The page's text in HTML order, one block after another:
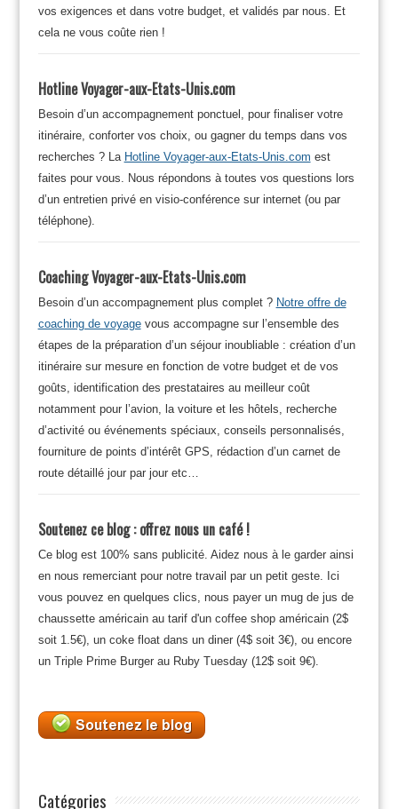
vos exigences et dans votre budget, et validés par nous. Et
cela ne vous coûte rien !
Hotline Voyager-aux-Etats-Unis.com
Besoin d’un accompagnement ponctuel, pour finaliser votre
itinéraire, conforter vos choix, ou gagner du temps dans vos
recherches ? La Hotline Voyager-aux-Etats-Unis.com est
faites pour vous. Nous répondons à toutes vos questions lors
d’un entretien privé en visio-conférence sur internet (ou par
téléphone).
Coaching Voyager-aux-Etats-Unis.com
Besoin d’un accompagnement plus complet ? Notre offre de
coaching de voyagevous accompagne sur l’ensemble des
étapes de la préparation d’un séjour inoubliable : création d’un
itinéraire sur mesure en fonction de votre budget et de vos
goûts, identification des prestataires au meilleur coût
notamment pour l’avion, la voiture et les hôtels, recherche
d’activité ou événements spéciaux, conseils personnalisés,
fourniture de points d’intérêt GPS, rédaction d’un carnet de
route détaillé jour par jour etc…
Soutenez ce blog : offrez nous un café !
Ce blog est 100% sans publicité. Aidez nous à le garder ainsi
en nous remerciant pour notre travail par un petit geste. Ici
vous pouvez en quelques clics, nous payer un mug de jus de
chaussette américain au tarif d'un coffee shop américain (2$
soit 1.5€), un coke float dans un diner (4$ soit 3€), ou encore
un Triple Prime Burger au Ruby Tuesday (12$ soit 9€).
Catégories